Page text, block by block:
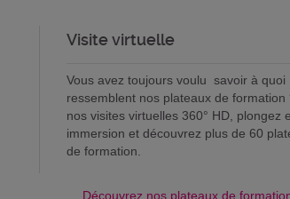
Visite virtuelle
Vous avez toujours voulu savoir à quoi
ressemblent nos plateaux de formation
nos visites virtuelles 360° HD, plongez
immersion et découvrez plus de 60
de formation.
Découvrez nos plateaux de